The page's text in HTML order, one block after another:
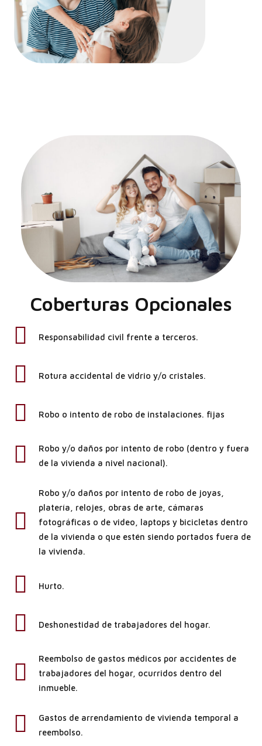
Coberturas Opcionales
Responsabilidad civil frente a terceros.
Rotura accidental de vidrio y/o cristales.
Robo o intento de robo de instalaciones. fijas
Robo y/o daños por intento de robo (dentro y fuera
de la vivienda a nivel nacional).
Robo y/o daños por intento de robo de joyas,
platería, relojes, obras de arte, cámaras
fotográficas o de video, laptops y bicicletas dentro
de la vivienda o que estén siendo portados fuera de
la vivienda.
Hurto.
Deshonestidad de trabajadores del hogar.
Reembolso de gastos médicos por accidentes de
trabajadores del hogar, ocurridos dentro del
inmueble.
Gastos de arrendamiento de vivienda temporal a
reembolso.